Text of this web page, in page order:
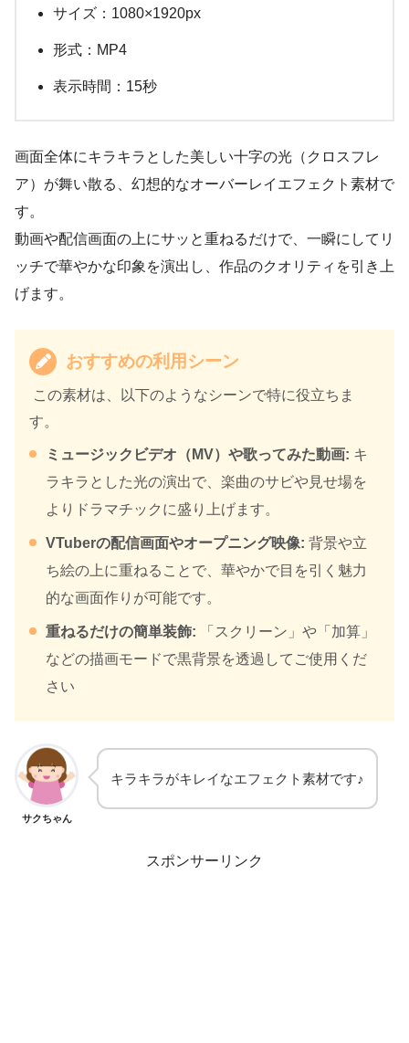
サイズ：1080×1920px
形式：MP4
表示時間：15秒
画面全体にキラキラとした美しい十字の光（クロスフレ
ア）が舞い散る、幻想的なオーバーレイエフェクト素材で
す。
動画や配信画面の上にサッと重ねるだけで、一瞬にしてリ
ッチで華やかな印象を演出し、作品のクオリティを引き上
げます。
おすすめの利用シーン
この素材は、以下のようなシーンで特に役立ちま
す。
ミュージックビデオ（MV）や歌ってみた動画: キ
ラキラとした光の演出で、楽曲のサビや見せ場を
よりドラマチックに盛り上げます。
VTuberの配信画面やオープニング映像: 背景や立
ち絵の上に重ねることで、華やかで目を引く魅力
的な画面作りが可能です。
重ねるだけの簡単装飾: 「スクリーン」や「加算」
などの描画モードで黒背景を透過してご使用くだ
さい
サクちゃん
キラキラがキレイなエフェクト素材です♪
スポンサーリンク